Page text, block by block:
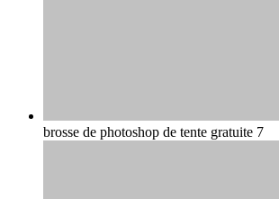
brosse de photoshop de tente gratuite 7